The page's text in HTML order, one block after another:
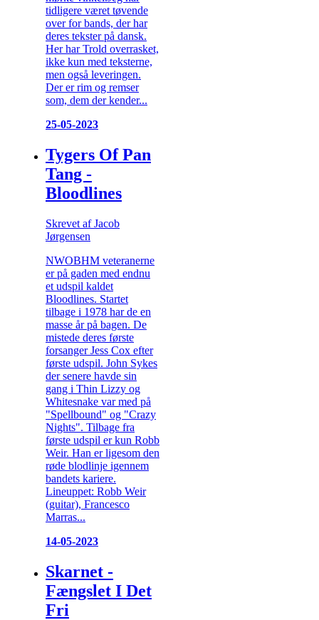
tidligere været tøvende
over for bands, der har
deres tekster på dansk.
Her har Trold overrasket,
ikke kun med teksterne,
men også leveringen.
Der er rim og remser
som, dem der kender...
25-05-2023
Tygers Of Pan
Tang -
Bloodlines
Skrevet af Jacob
Jørgensen
NWOBHM veteranerne
er på gaden med endnu
et udspil kaldet
Bloodlines. Startet
tilbage i 1978 har de en
masse år på bagen. De
mistede deres første
forsanger Jess Cox efter
første udspil. John Sykes
der senere havde sin
gang i Thin Lizzy og
Whitesnake var med på
"Spellbound" og "Crazy
Nights". Tilbage fra
første udspil er kun Robb
Weir. Han er ligesom den
røde blodlinje igennem
bandets kariere.
Lineuppet: Robb Weir
(guitar), Francesco
Marras...
14-05-2023
Skarnet -
Fængslet I Det
Fri